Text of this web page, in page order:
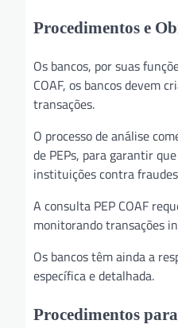
Procedimentos e
Os bancos, por suas
COAF, os bancos devem
transações.
O processo de análise
de PEPs, para garantir
instituições contra
A consulta PEP COAF
monitorando transações
Os bancos têm ainda a
específica e detalhada.
Procedimentos